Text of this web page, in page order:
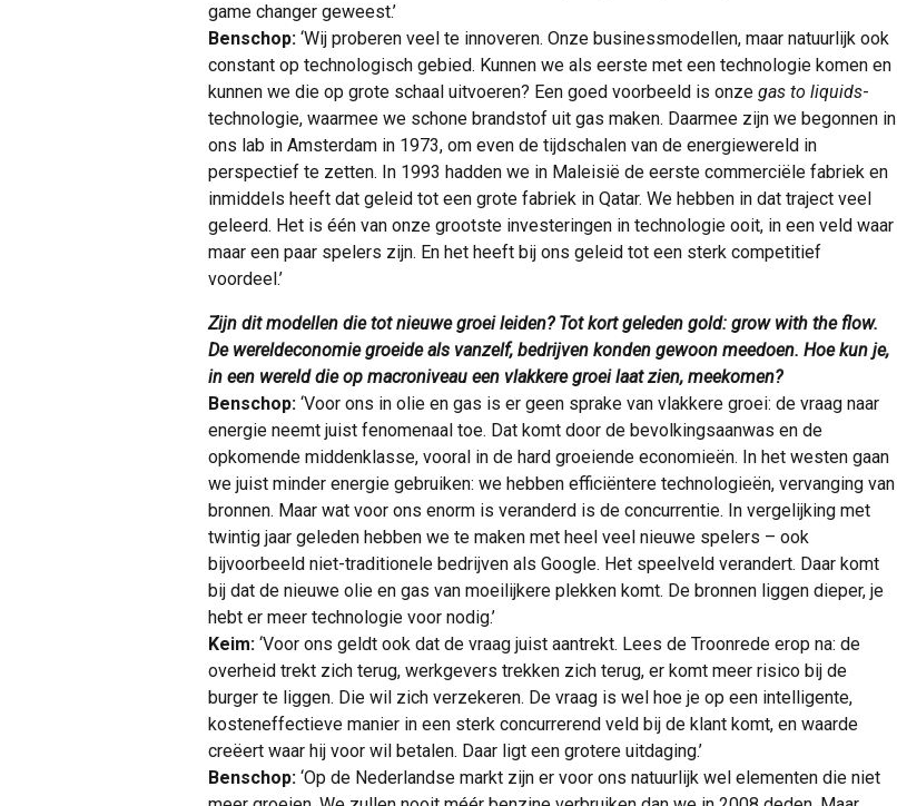
game changer geweest.’
Benschop: ‘Wij proberen veel te innoveren. Onze businessmodellen, maar natuurlijk ook
constant op technologisch gebied. Kunnen we als eerste met een technologie komen en
kunnen we die op grote schaal uitvoeren? Een goed voorbeeld is onze gas to liquids-
technologie, waarmee we schone brandstof uit gas maken. Daarmee zijn we begonnen in
ons lab in Amsterdam in 1973, om even de tijdschalen van de energiewereld in
perspectief te zetten. In 1993 hadden we in Maleisië de eerste commerciële fabriek en
inmiddels heeft dat geleid tot een grote fabriek in Qatar. We hebben in dat traject veel
geleerd. Het is één van onze grootste investeringen in technologie ooit, in een veld waar
maar een paar spelers zijn. En het heeft bij ons geleid tot een sterk competitief
voordeel.’
Zijn dit modellen die tot nieuwe groei leiden? Tot kort geleden gold: grow with the flow.
De wereldeconomie groeide als vanzelf, bedrijven konden gewoon meedoen. Hoe kun je,
in een wereld die op macroniveau een vlakkere groei laat zien, meekomen?
Benschop: ‘Voor ons in olie en gas is er geen sprake van vlakkere groei: de vraag naar
energie neemt juist fenomenaal toe. Dat komt door de bevolkingsaanwas en de
opkomende middenklasse, vooral in de hard groeiende economieën. In het westen gaan
we juist minder energie gebruiken: we hebben efficiëntere technologieën, vervanging van
bronnen. Maar wat voor ons enorm is veranderd is de concurrentie. In vergelijking met
twintig jaar geleden hebben we te maken met heel veel nieuwe spelers – ook
bijvoorbeeld niet-traditionele bedrijven als Google. Het speelveld verandert. Daar komt
bij dat de nieuwe olie en gas van moeilijkere plekken komt. De bronnen liggen dieper, je
hebt er meer technologie voor nodig.’
Keim: ‘Voor ons geldt ook dat de vraag juist aantrekt. Lees de Troonrede erop na: de
overheid trekt zich terug, werkgevers trekken zich terug, er komt meer risico bij de
burger te liggen. Die wil zich verzekeren. De vraag is wel hoe je op een intelligente,
kosteneffectieve manier in een sterk concurrerend veld bij de klant komt, en waarde
creëert waar hij voor wil betalen. Daar ligt een grotere uitdaging.’
Benschop: ‘Op de Nederlandse markt zijn er voor ons natuurlijk wel elementen die niet